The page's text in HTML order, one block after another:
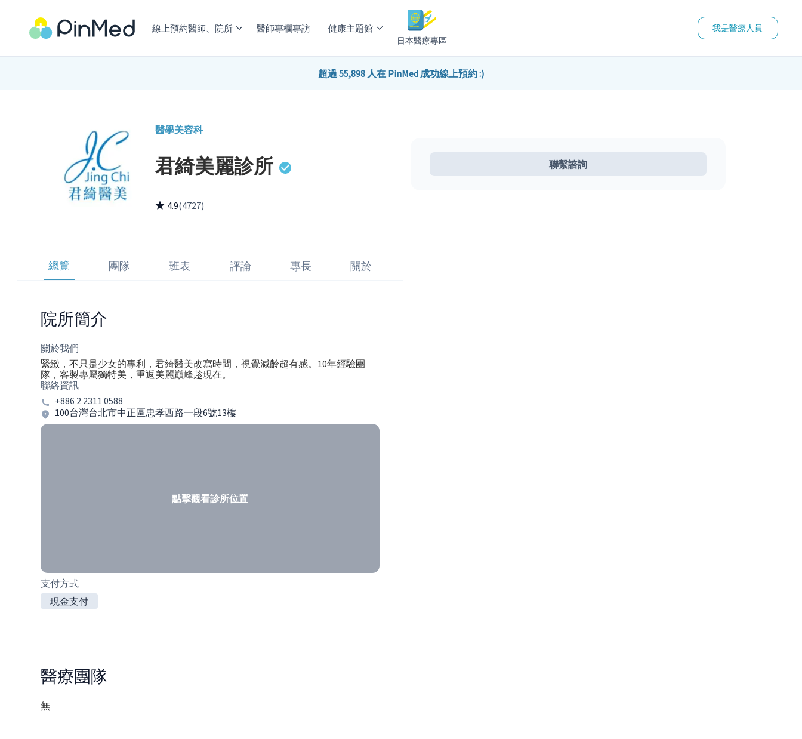
線上預約醫師、院所 醫師專欄專訪 健康主題館
日本醫療專區
我是醫療人員
超過 55,898 人在 PinMed 成功線上預約 :)
醫學美容科
君綺美麗診所
4.9(4727)
總覽 團隊 班表 評論 專長 關於
院所簡介
關於我們
緊緻，不只是少女的專利，君綺醫美改寫時間，視覺減齡超有感。10年經驗團
隊，客製專屬獨特美，重返美麗巔峰趁現在。
聯絡資訊
+886 2 2311 0588
100台灣台北市中正區忠孝西路一段6號13樓
點擊觀看診所位置
支付方式
現金支付
醫療團隊
無
聯繫諮詢